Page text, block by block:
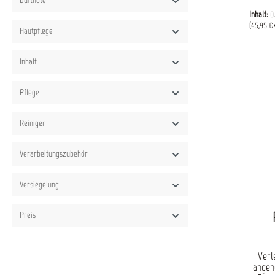
Hautpflege
Inhalt
Pflege
Reiniger
Verarbeitungszubehör
Versiegelung
Preis
Inhalt:
(45,95